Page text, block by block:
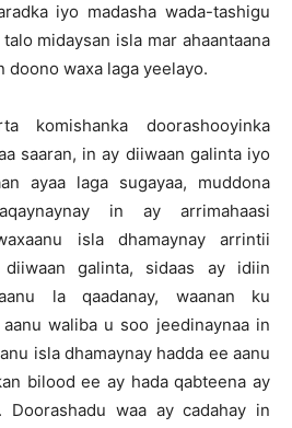
iyo madasha wada-tashigu
midaysan isla mar ahaantaana
doono waxa laga yeelayo.
komishanka doorashooyinka
saaran, in ay diiwaan galinta iyo
ayaa laga sugayaa, muddona
in ay arrimahaasi
isla dhamaynay arrintii
galinta, sidaas ay idiin
la qaadanay, waanan ku
aanu waliba u soo jeedinaynaa in
isla dhamaynay hadda ee aanu
bilood ee ay hada qabteena ay
Doorashadu waa ay cadahay in